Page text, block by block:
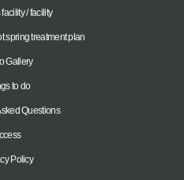
/ facility
spring treatment plan
Gallery
to do
Questions
Policy